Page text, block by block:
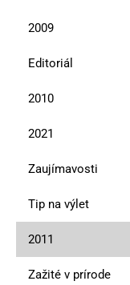
2009
Editoriál
2010
2021
Zaujímavosti
Tip na výlet
2011
Zažité v prírode